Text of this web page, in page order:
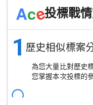
Ace投標戰
1 歷史相似標案
為您大量比對歷史
您掌握本次投標的